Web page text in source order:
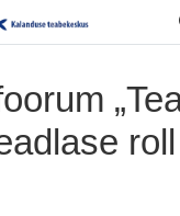
Toggle